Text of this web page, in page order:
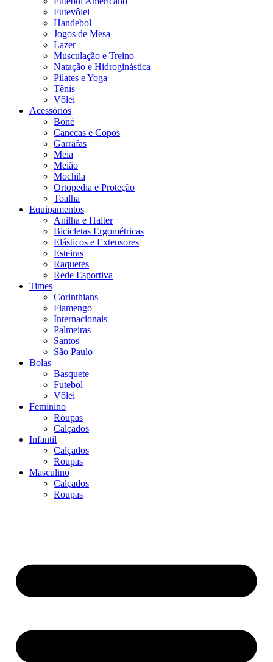
Futevôlei
Handebol
Jogos de Mesa
Lazer
Musculação e Treino
Natação e Hidroginástica
Pilates e Yoga
Tênis
Vôlei
Acessórios
Boné
Canecas e Copos
Garrafas
Meia
Meião
Mochila
Ortopedia e Proteção
Toalha
Equipamentos
Anilha e Halter
Bicicletas Ergométricas
Elásticos e Extensores
Esteiras
Raquetes
Rede Esportiva
Times
Corinthians
Flamengo
Internacionais
Palmeiras
Santos
São Paulo
Bolas
Basquete
Futebol
Vôlei
Feminino
Roupas
Calçados
Infantil
Calçados
Roupas
Masculino
Calçados
Roupas